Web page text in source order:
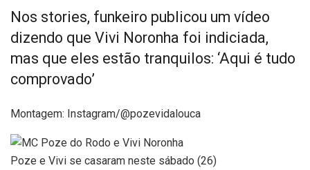
Nos stories, funkeiro publicou um vídeo
dizendo que Vivi Noronha foi indiciada,
mas que eles estão tranquilos: ‘Aqui é tudo
comprovado’
Montagem: Instagram/@pozevidalouca
Poze e Vivi se casaram neste sábado (26)